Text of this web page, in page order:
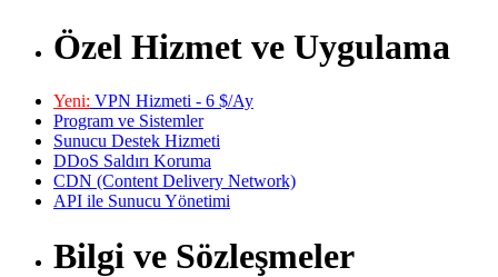
Özel Hizmet ve Uygulama
Yeni: VPN Hizmeti - 6 $/Ay
Program ve Sistemler
Sunucu Destek Hizmeti
DDoS Saldırı Koruma
CDN (Content Delivery Network)
API ile Sunucu Yönetimi
Bilgi ve Sözleşmeler